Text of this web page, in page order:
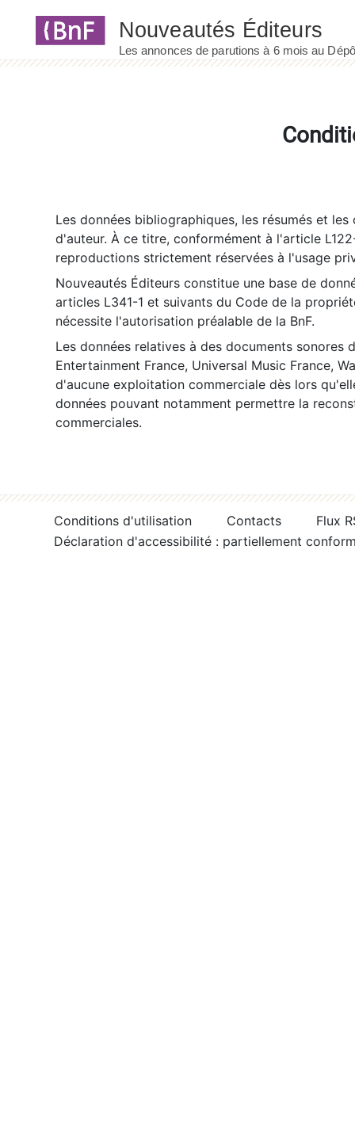
Les données bibliographiques, les résumés et
d'auteur. À ce titre, conformément à l'article
reproductions strictement réservées à l'usage
Nouveautés Éditeurs constitue une base de
articles L341-1 et suivants du Code de la
nécessite l'autorisation préalable de la BnF.
Les données relatives à des documents sonores
Entertainment France, Universal Music France,
d'aucune exploitation commerciale dès lors
données pouvant notamment permettre la
commerciales.
Conditions d'utilisation Contacts
Flux
Déclaration d'accessibilité : partiellement